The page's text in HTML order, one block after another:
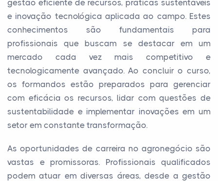
gestão eficiente de recursos, práticas sustentáveis
e inovação tecnológica aplicada ao campo. Estes
conhecimentos são fundamentais para
profissionais que buscam se destacar em um
mercado cada vez mais competitivo e
tecnologicamente avançado. Ao concluir o curso,
os formandos estão preparados para gerenciar
com eficácia os recursos, lidar com questões de
sustentabilidade e implementar inovações em um
setor em constante transformação.
As oportunidades de carreira no agronegócio são
vastas e promissoras. Profissionais qualificados
podem atuar em diversas áreas, desde a gestão